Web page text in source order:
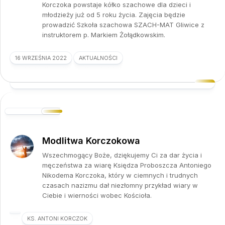
Korczoka powstaje kółko szachowe dla dzieci i
młodzieży już od 5 roku życia. Zajęcia będzie
prowadzić Szkoła szachowa SZACH-MAT Gliwice z
instruktorem p. Markiem Żołądkowskim.
16 WRZEŚNIA 2022 AKTUALNOŚCI
Modlitwa Korczokowa
Wszechmogący Boże, dziękujemy Ci za dar życia i
męczeństwa za wiarę Księdza Proboszcza Antoniego
Nikodema Korczoka, który w ciemnych i trudnych
czasach nazizmu dał niezłomny przykład wiary w
Ciebie i wierności wobec Kościoła.
KS. ANTONI KORCZOK